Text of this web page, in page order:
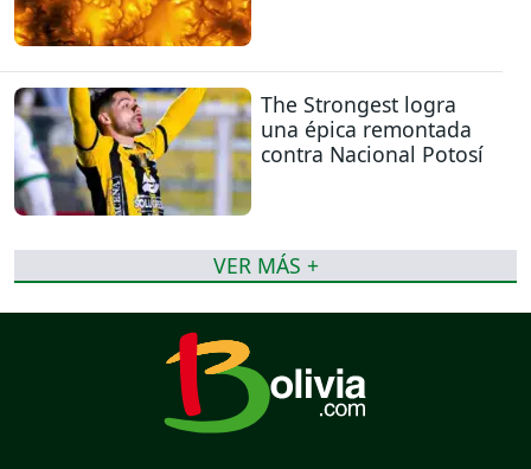
The Strongest logra
una épica remontada
contra Nacional Potosí
VER MÁS +